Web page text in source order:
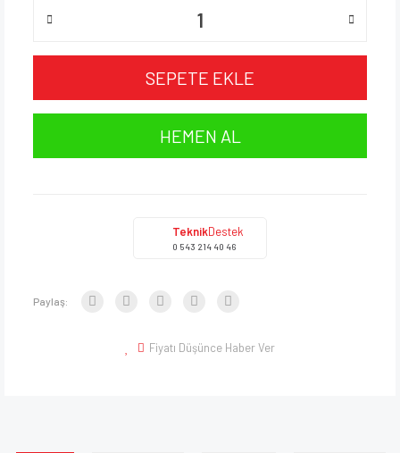
SEPETE EKLE
HEMEN AL
TeknikDestek
0 543 214 40 46
Paylaş:
Fiyatı Düşünce Haber Ver